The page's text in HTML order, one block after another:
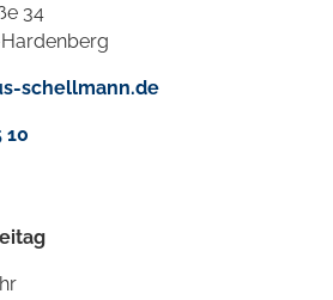
34
schellmann.de
10